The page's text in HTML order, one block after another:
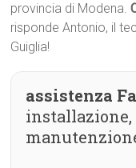
provincia di Modena.
risponde Antonio, il
Guiglia!
assistenza
installazione,